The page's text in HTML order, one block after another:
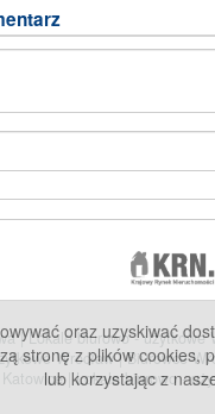
oraz uzyskiwać
stronę z plików cookies,
lub korzystając z
|Lokale biurowo - użytkowe
Wrocław|Biurowce
Katowice |Lokale biurowo -